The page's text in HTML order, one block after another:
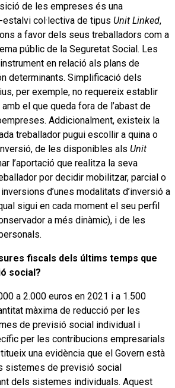
de les empreses és una
col·lectiva de tipus Unit Linked,
a favor dels seus treballadors com a
públic de la Seguretat Social. Les
en relació als plans de
determinants. Simplificació dels
per exemple, no requereix establir
el que queda fora de l’abast de
Addicionalment, existeix la
treballador pugui escollir a quina o
de les disponibles als Unit
l’aportació que realitza la seva
por decidir mobilitzar, parcial o
d’unes modalitats d’inversió a
sigui en cada moment el seu perfil
a més dinàmic), i de les
fiscals dels últims temps que
social?
a 2.000 euros en 2021 i a 1.500
màxima de reducció per les
de previsió social individual i
per les contribucions empresarials
una evidència que el Govern està
sistemes de previsió social
dels sistemes individuals. Aquest